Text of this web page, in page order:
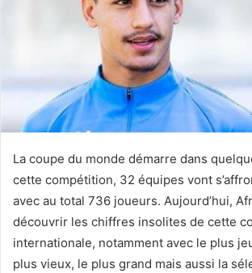
La coupe du monde démarre dans
cette compétition, 32 équipes vont
avec au total 736 joueurs. Aujourd’hui,
découvrir les chiffres insolites de cette
internationale, notamment avec le plus
plus vieux, le plus grand mais aussi la